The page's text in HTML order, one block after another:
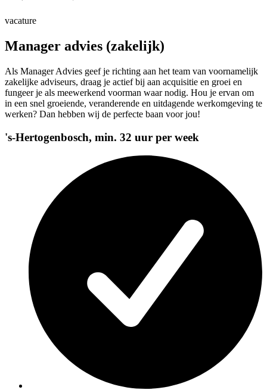
vacature
Manager advies (zakelijk)
Als Manager Advies geef je richting aan het team van voornamelijk
zakelijke adviseurs, draag je actief bij aan acquisitie en groei en
fungeer je als meewerkend voorman waar nodig. Hou je ervan om
in een snel groeiende, veranderende en uitdagende werkomgeving te
werken? Dan hebben wij de perfecte baan voor jou!
's-Hertogenbosch, min. 32 uur per week